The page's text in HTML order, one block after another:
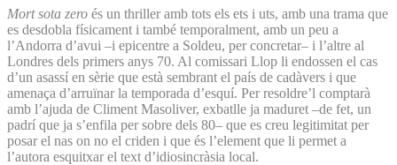
Mort sota zero és un thriller amb tots els ets i uts, amb una trama que
es desdobla físicament i també temporalment, amb un peu a
l’Andorra d’avui –i epicentre a Soldeu, per concretar– i l’altre al
Londres dels primers anys 70. Al comissari Llop li endossen el cas
d’un asassí en sèrie que està sembrant el país de cadàvers i que
amenaça d’arruïnar la temporada d’esquí. Per resoldre’l comptarà
amb l’ajuda de Climent Masoliver, exbatlle ja maduret –de fet, un
padrí que ja s’enfila per sobre dels 80– que es creu legitimitat per
posar el nas on no el criden i que és l’element que li permet a
l’autora esquitxar el text d’idiosincràsia local.